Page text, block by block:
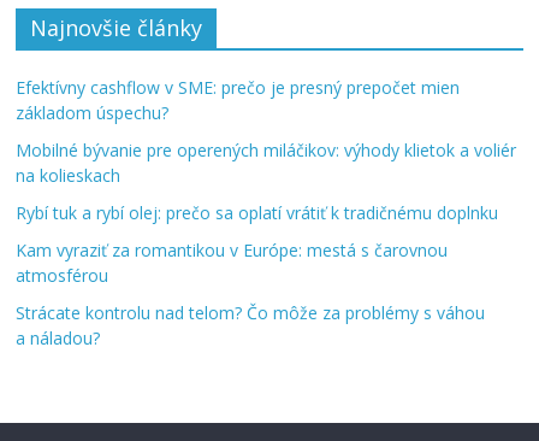
Najnovšie články
Efektívny cashflow v SME: prečo je presný prepočet mien
základom úspechu?
Mobilné bývanie pre operených miláčikov: výhody klietok a voliér
na kolieskach
Rybí tuk a rybí olej: prečo sa oplatí vrátiť k tradičnému doplnku
Kam vyraziť za romantikou v Európe: mestá s čarovnou
atmosférou
Strácate kontrolu nad telom? Čo môže za problémy s váhou
a náladou?